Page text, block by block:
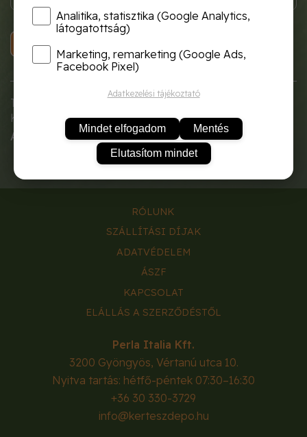
Teltvirágú, egynyári piros szegfű.
Kedvelt vágott virág.
A tasak tartalma:1g.
RÓLUNK
SZÁLLÍTÁSI DÍJAK
ADATVÉDELEM
ÁSZF
KAPCSOLAT
ELÁLLÁS A SZERZŐDÉSTŐL
Perla Italia Kft.
3200 Gyöngyös, Vértanú utca 10.
Nyitva tartás: hétfő-péntek 07:30–16:30
+36 30 330-3729
info@kerteszdepo.hu
Analitika, statisztika (Google Analytics,
látogatottság)
Marketing, remarketing (Google Ads,
Facebook Pixel)
Adatkezelési tájékoztató
Mindet elfogadom Mentés
Elutasítom mindet